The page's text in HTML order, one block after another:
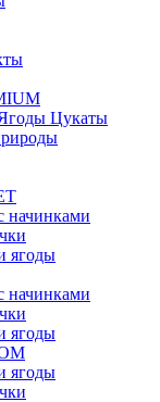
Цукаты
начинками
ягоды
начинками
ягоды
ягоды